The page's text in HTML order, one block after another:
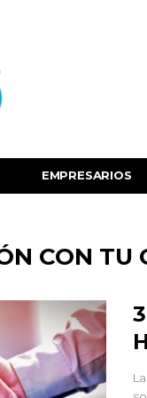
EMPRESARIOS
CON TU